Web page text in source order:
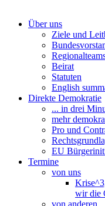
Über uns
Ziele und
Beirat
Statuten
English
Direkte Demokratie
... in drei
mehr
Pro und
EU
Termine
von uns
wir die
von anderen